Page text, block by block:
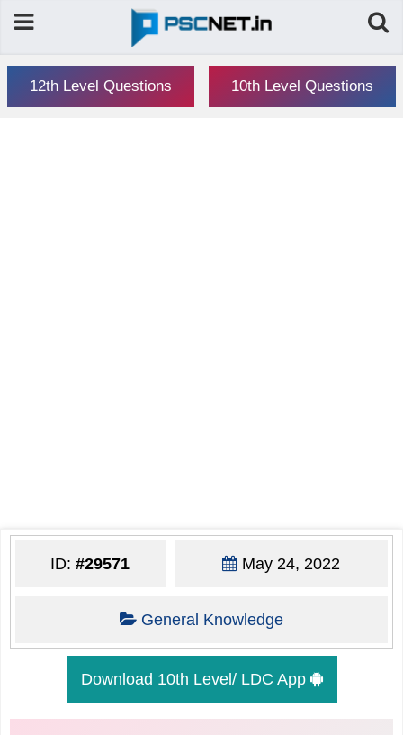
12th Level Questions 10th Level Questions
ID:#29571 May 24, 2022
General Knowledge
Download 10th Level/ LDC App